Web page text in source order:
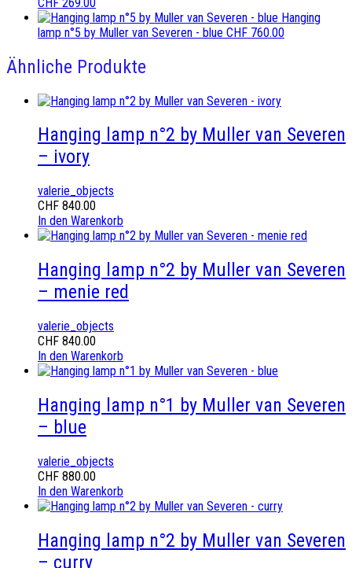
Hanging
lamp n°5 by Muller van Severen - blue CHF 760.00
Ähnliche Produkte
Hanging lamp n°2 by Muller van Severen
– ivory
valerie_objects
CHF 840.00
In den Warenkorb
Hanging lamp n°2 by Muller van Severen
– menie red
valerie_objects
CHF 840.00
In den Warenkorb
Hanging lamp n°1 by Muller van Severen
– blue
valerie_objects
CHF 880.00
In den Warenkorb
Hanging lamp n°2 by Muller van Severen
– curry